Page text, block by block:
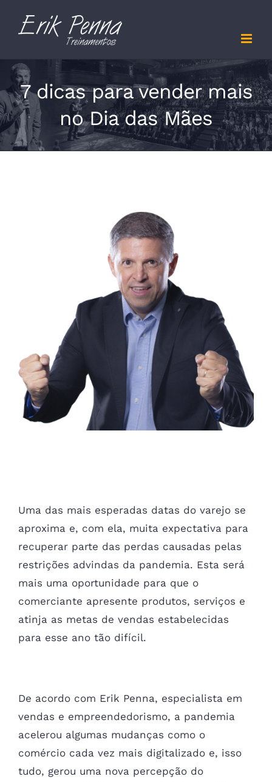
7 dicas para vender mais
no Dia das Mães
Uma das mais esperadas datas do varejo se
aproxima e, com ela, muita expectativa para
recuperar parte das perdas causadas pelas
restrições advindas da pandemia. Esta será
mais uma oportunidade para que o
comerciante apresente produtos, serviços e
atinja as metas de vendas estabelecidas
para esse ano tão difícil.
De acordo com Erik Penna, especialista em
vendas e empreendedorismo, a pandemia
acelerou algumas mudanças como o
comércio cada vez mais digitalizado e, isso
tudo, gerou uma nova percepção do